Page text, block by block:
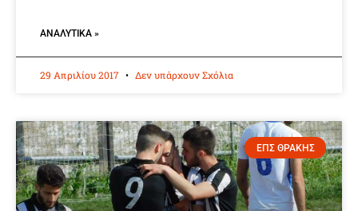
ΑΝΑΛΥΤΙΚΆ »
29 Απριλίου 2017 Δεν υπάρχουν Σχόλια
ΕΠΣ ΘΡΑΚΗΣ